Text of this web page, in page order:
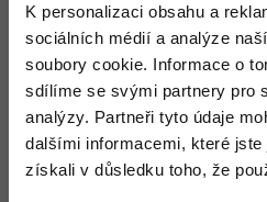
K personalizaci obsahu a
sociálních médií a analýze
soubory cookie. Informace o
sdílíme se svými partnery pro
analýzy. Partneři tyto údaje
dalšími informacemi, které
získali v důsledku toho, že
Kurzy e-commerce
Testování softwaru
Datová analýza
Digitální gramotnost
Kurzy designu
HTML/CSS -80%
Photoshop -80%
Příběhy absolventů
Blog
Process.Start(
Nahoru